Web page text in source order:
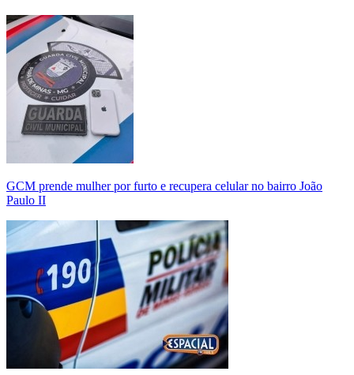
GCM prende mulher por furto e recupera celular no bairro João
Paulo II